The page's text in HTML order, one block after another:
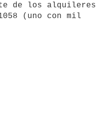
de los alquileres
(uno con mil